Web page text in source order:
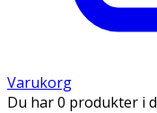
Varukorg
Du har 0 produkter i